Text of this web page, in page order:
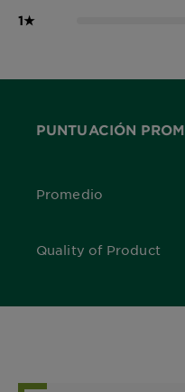
1★
PUNTUACIÓN
Promedio
0,0 out of 5 stars
Quality of Product
0,0 out of 5 stars